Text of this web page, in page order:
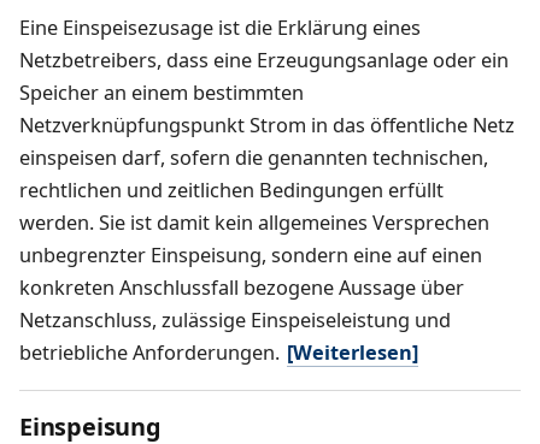
Eine Einspeisezusage ist die Erklärung eines
Netzbetreibers, dass eine Erzeugungsanlage oder ein
Speicher an einem bestimmten
Netzverknüpfungspunkt Strom in das öffentliche Netz
einspeisen darf, sofern die genannten technischen,
rechtlichen und zeitlichen Bedingungen erfüllt
werden. Sie ist damit kein allgemeines Versprechen
unbegrenzter Einspeisung, sondern eine auf einen
konkreten Anschlussfall bezogene Aussage über
Netzanschluss, zulässige Einspeiseleistung und
betriebliche Anforderungen. [Weiterlesen]
Einspeisung